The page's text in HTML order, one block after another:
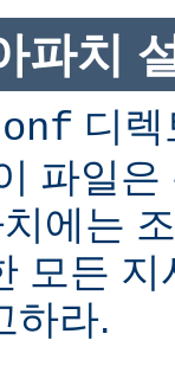
파치
디
파일
에는
모든
하라.